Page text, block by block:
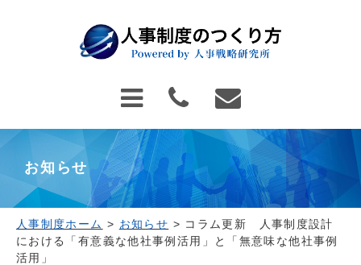
お知らせ
人事制度ホーム > お知らせ > コラム更新 人事制度設計
における「有意義な他社事例活用」と「無意味な他社事例
活用」